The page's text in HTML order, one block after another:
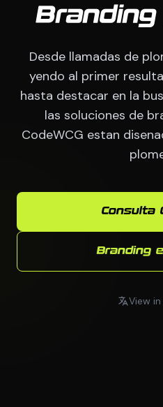
Desde llamadas de
yendo al primer
hasta destacar en la
las soluciones de
CodeWCG estan
Consulta
Branding
View in